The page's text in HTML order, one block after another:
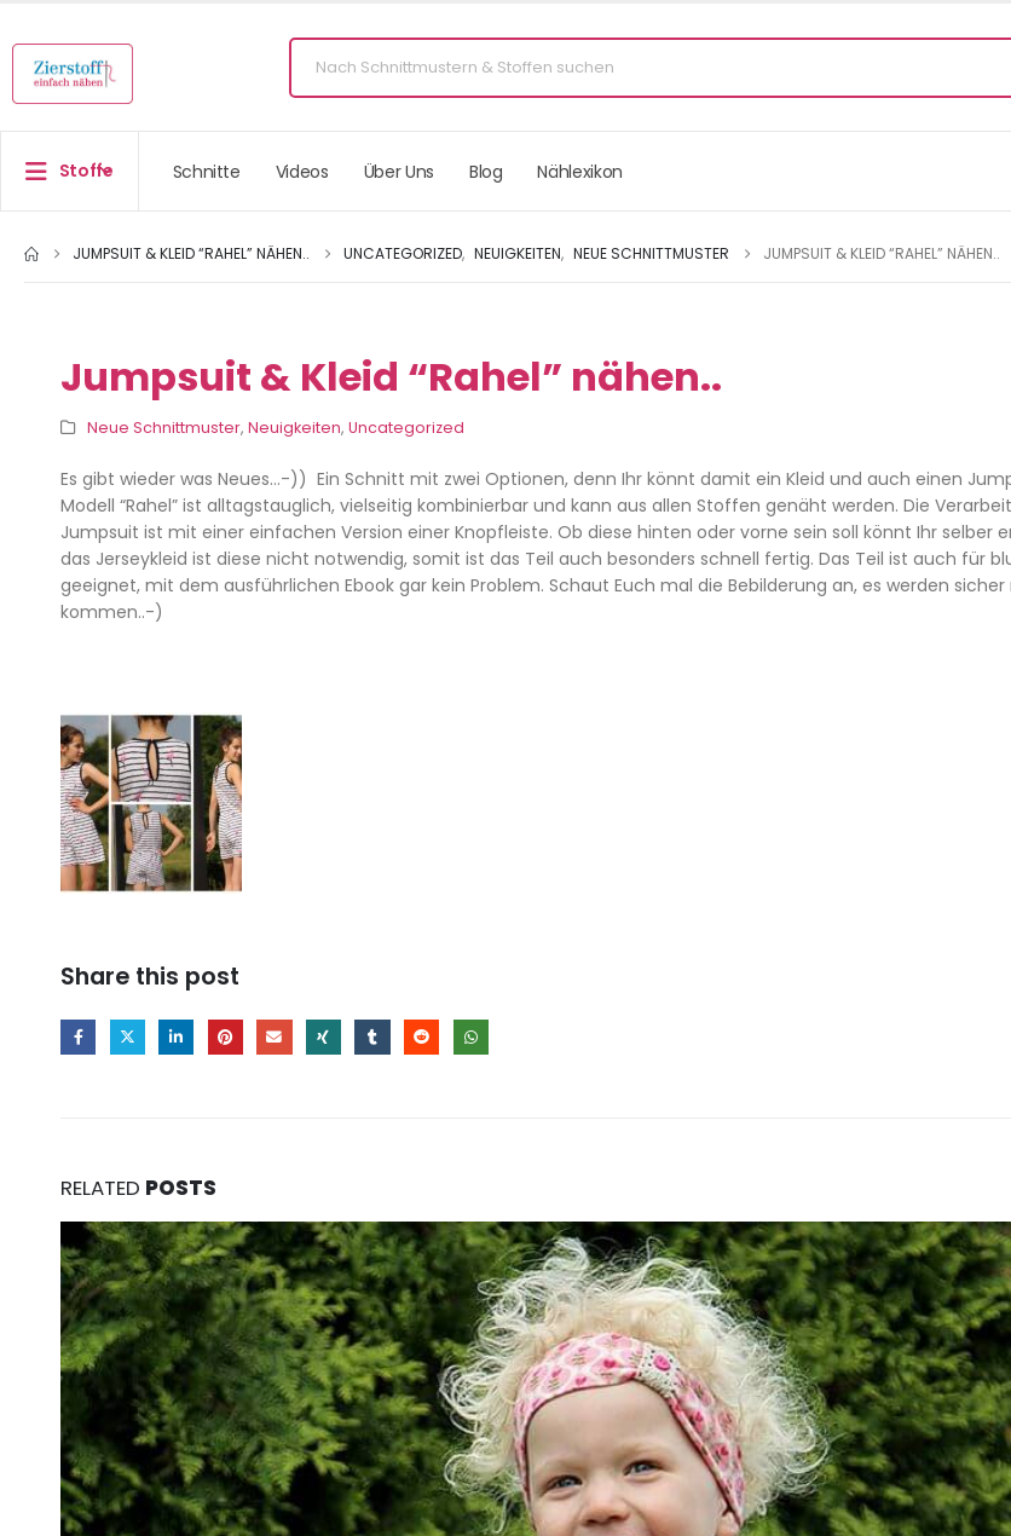
Stoffe Schnitte Videos Über Uns Blog Nählexikon
JUMPSUIT & KLEID “RAHEL” NÄHEN.. UNCATEGORIZED, NEUIGKEITEN, NEUE SCHNITTMUSTER JUMPSUIT & KLEID “RAHEL” NÄHEN..
Jumpsuit & Kleid “Rahel” nähen..
Neue Schnittmuster, Neuigkeiten, Uncategorized
Es gibt wieder was Neues…-)) Ein Schnitt mit zwei Optionen, denn Ihr könnt damit ein Kleid und auch einen
Modell “Rahel” ist alltagstauglich, vielseitig kombinierbar und kann aus allen Stoffen genäht werden. Die
Jumpsuit ist mit einer einfachen Version einer Knopfleiste. Ob diese hinten oder vorne sein soll könnt Ihr selber
das Jerseykleid ist diese nicht notwendig, somit ist das Teil auch besonders schnell fertig. Das Teil ist auch für
geeignet, mit dem ausführlichen Ebook gar kein Problem. Schaut Euch mal die Bebilderung an, es werden
kommen..-)
Share this post
RELATED POSTS